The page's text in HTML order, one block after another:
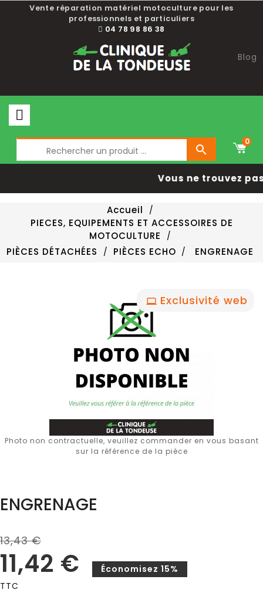
Vente réparation matériel motoculture pour les
professionnels et particuliers
04 78 98 86 38
Blog

0
Vous ne trouvez
Accueil
PIECES, EQUIPEMENTS ET ACCESSOIRES DE
MOTOCULTURE
PIÈCES DÉTACHÉES
PIÈCES ECHO ENGRENAGE
Exclusivité web
Photo non contractuelle, veuillez commander en vous basant
sur la référence de la pièce
ENGRENAGE
13,43 €
11,42 €
Économisez 15%
TTC